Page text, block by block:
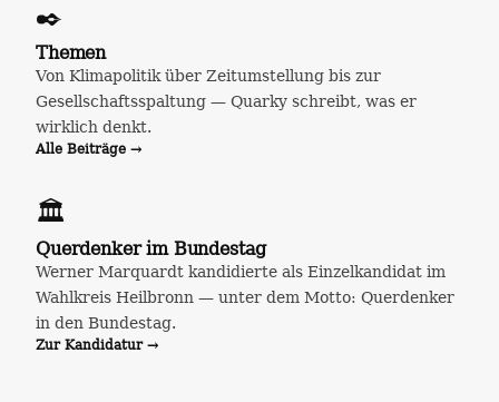
✒️
Themen
Von Klimapolitik über Zeitumstellung bis zur
Gesellschaftsspaltung — Quarky schreibt, was er
wirklich denkt.
Alle Beiträge →
🏛️
Querdenker im Bundestag
Werner Marquardt kandidierte als Einzelkandidat im
Wahlkreis Heilbronn — unter dem Motto: Querdenker
in den Bundestag.
Zur Kandidatur →